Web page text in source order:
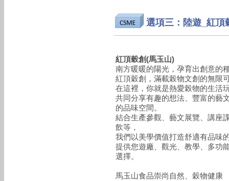
選項三：陸遊_紅頂
紅頂穀創(馬玉山)
南方暖暖的陽光，孕育出創意的
紅頂穀創，滿載榖物文創的無限
在這裡，你就是熱愛榖物的生活
共同分享有趣的想法、豐富的藝
的品味空間。
結合生產參觀、藝文展覽、講座
飲等，
我們以美學價值打造舒適有品味
提供您遊廠、觀光、教學、多功
選擇。
馬玉山食品崇尚自然、穀物健康